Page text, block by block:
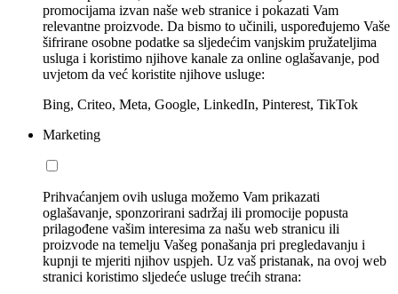
promocijama izvan naše web stranice i pokazati Vam
relevantne proizvode. Da bismo to učinili, uspoređujemo Vaše
šifrirane osobne podatke sa sljedećim vanjskim pružateljima
usluga i koristimo njihove kanale za online oglašavanje, pod
uvjetom da već koristite njihove usluge:
Bing, Criteo, Meta, Google, LinkedIn, Pinterest, TikTok
Marketing
Prihvaćanjem ovih usluga možemo Vam prikazati
oglašavanje, sponzorirani sadržaj ili promocije popusta
prilagođene vašim interesima za našu web stranicu ili
proizvode na temelju Vašeg ponašanja pri pregledavanju i
kupnji te mjeriti njihov uspjeh. Uz vaš pristanak, na ovoj web
stranici koristimo sljedeće usluge trećih strana: